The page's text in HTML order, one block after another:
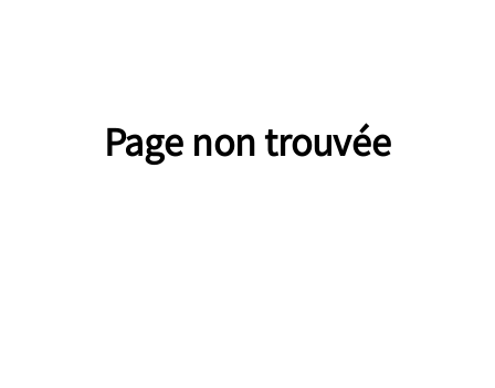
Page non trouvée